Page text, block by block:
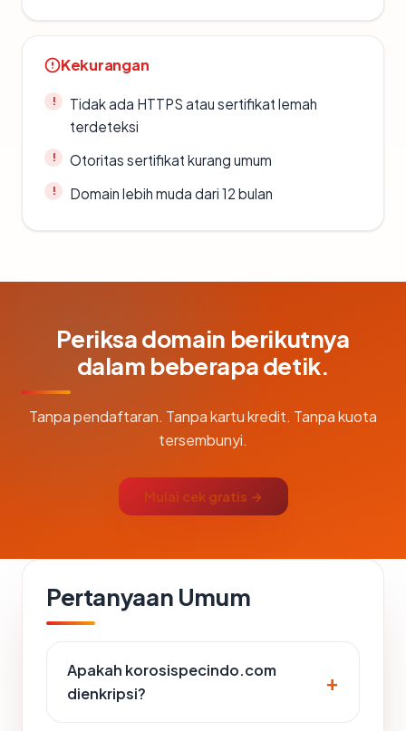
Kekurangan
Tidak ada HTTPS atau sertifikat lemah
terdeteksi
Otoritas sertifikat kurang umum
Domain lebih muda dari 12 bulan
Periksa domain berikutnya
dalam beberapa detik.
Tanpa pendaftaran. Tanpa kartu kredit. Tanpa kuota
tersembunyi.
Mulai cek gratis →
Pertanyaan Umum
Apakah korosispecindo.com
dienkripsi?